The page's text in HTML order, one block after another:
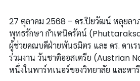
27 ตุลาคม 2568 – ดร.ปิยวัฒน์ หลุยลา
พุทธรักษา กำเหนิดรัตน์
ผู้ช่วยคณบดีฝ่ายพันธมิตร และ ดร. ดาเ
ร่วมงาน วันชาติออสเตรีย (Austrian
หนึ่งในพาร์ทเนอร์ของวิทยาลัย และหา